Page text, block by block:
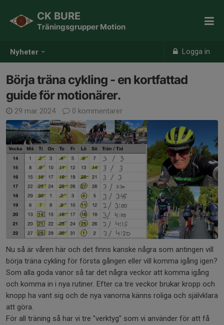
Nyheter Logga in
CK BURE
Träningsgrupper Motion
Börja träna cykling - en kortfattad
guide för motionärer.
29 mar 2024 0 kommentarer
Nu så är våren här och det finns kanske några som antingen vill
börja träna cykling för första gången eller vill komma igång igen?
Som alla goda vanor så tar det några veckor att komma igång
och komma in i nya rutiner. Efter ca tre veckor brukar kropp och
knopp ha vant sig och de nya vanorna känns roliga och självklara
att göra.
För all träning så har vi tre "verktyg" som vi använder för att få